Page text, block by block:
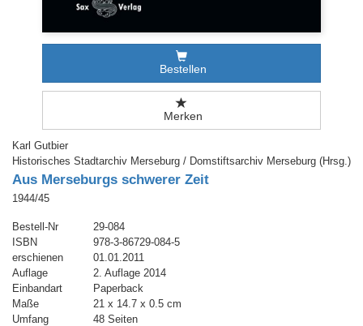
Bestellen
Merken
Karl Gutbier
Historisches Stadtarchiv Merseburg / Domstiftsarchiv Merseburg (Hrsg.)
Aus Merseburgs schwerer Zeit
1944/45
Bestell-Nr
29-084
ISBN
978-3-86729-084-5
erschienen
01.01.2011
Auflage
2. Auflage 2014
Einbandart
Paperback
Maße
21 x 14.7 x 0.5 cm
Umfang
48 Seiten